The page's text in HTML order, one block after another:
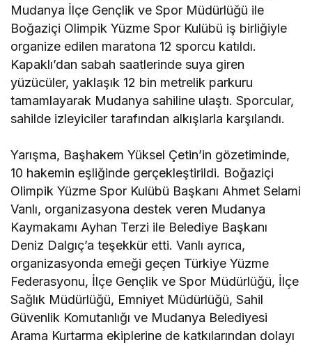
Mudanya İlçe Gençlik ve Spor Müdürlüğü ile
Boğaziçi Olimpik Yüzme Spor Kulübü iş birliğiyle
organize edilen maratona 12 sporcu katıldı.
Kapaklı’dan sabah saatlerinde suya giren
yüzücüler, yaklaşık 12 bin metrelik parkuru
tamamlayarak Mudanya sahiline ulaştı. Sporcular,
sahilde izleyiciler tarafından alkışlarla karşılandı.
Yarışma, Başhakem Yüksel Çetin’in gözetiminde,
10 hakemin eşliğinde gerçekleştirildi. Boğaziçi
Olimpik Yüzme Spor Kulübü Başkanı Ahmet Selami
Vanlı, organizasyona destek veren Mudanya
Kaymakamı Ayhan Terzi ile Belediye Başkanı
Deniz Dalgıç’a teşekkür etti. Vanlı ayrıca,
organizasyonda emeği geçen Türkiye Yüzme
Federasyonu, İlçe Gençlik ve Spor Müdürlüğü, İlçe
Sağlık Müdürlüğü, Emniyet Müdürlüğü, Sahil
Güvenlik Komutanlığı ve Mudanya Belediyesi
Arama Kurtarma ekiplerine de katkılarından dolayı